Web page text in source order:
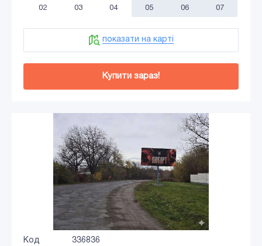
02 03 04 05 06 07
показати на карті
Купити зараз!
Код
336836